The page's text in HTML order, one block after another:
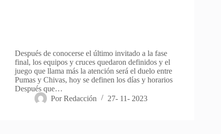
Después de conocerse el último invitado a la fase
final, los equipos y cruces quedaron definidos y el
juego que llama más la atención será el duelo entre
Pumas y Chivas, hoy se definen los días y horarios
Después que…
Por Redacción 27- 11- 2023